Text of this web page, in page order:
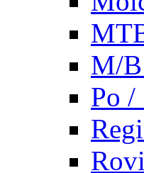
M/
Po /